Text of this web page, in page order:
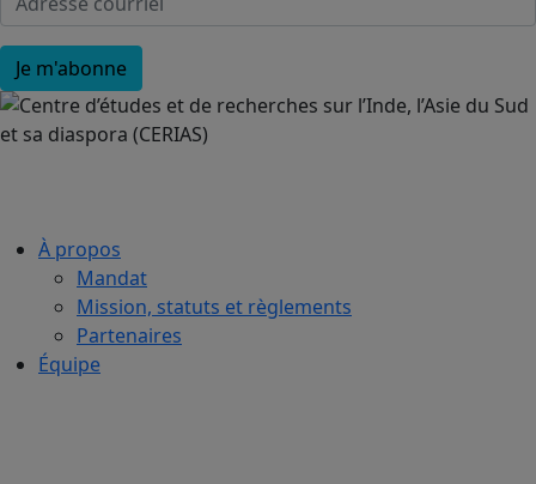
À propos
Mandat
Mission, statuts et règlements
Partenaires
Équipe